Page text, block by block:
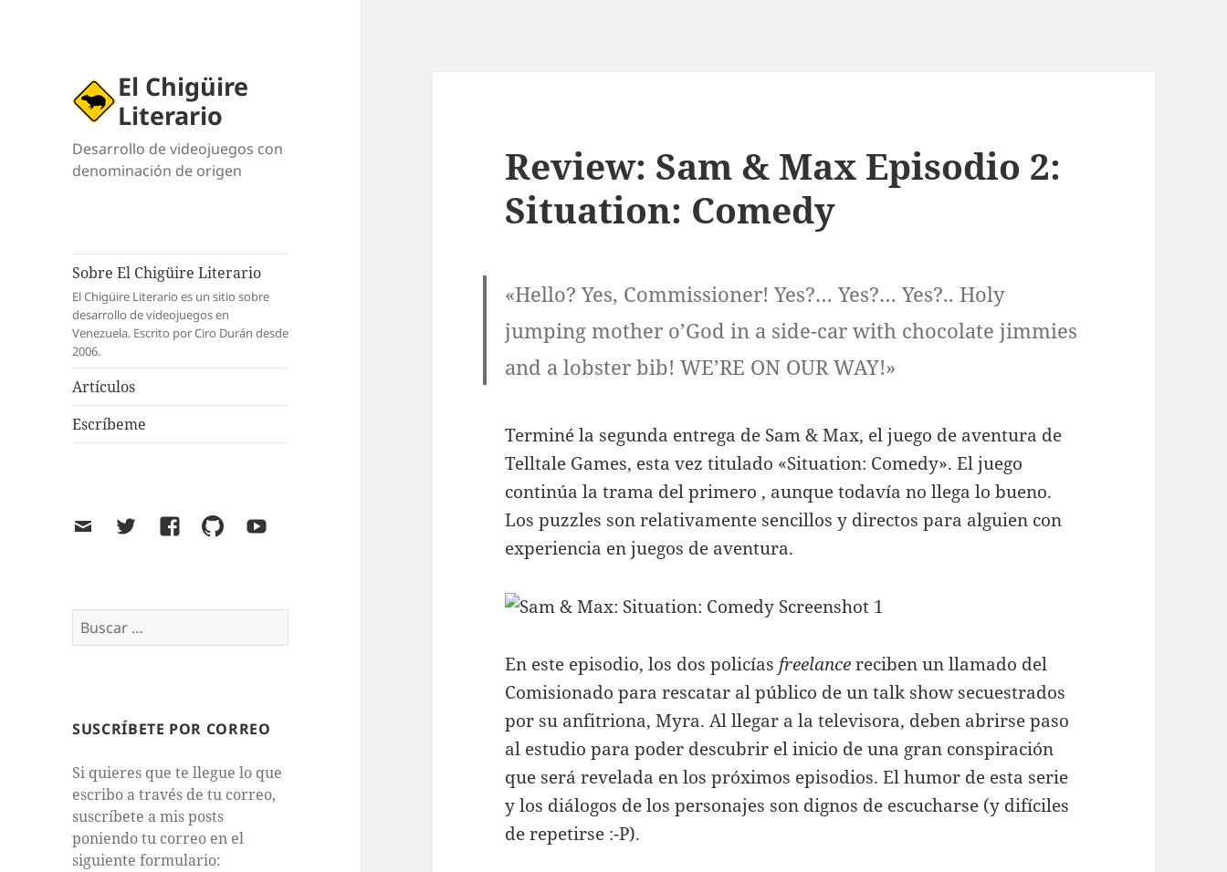
El Chigüire
Literario
Desarrollo de videojuegos con
denominación de origen
Sobre El Chigüire Literario
El Chigüire Literario es un sitio sobre
desarrollo de videojuegos en
Venezuela. Escrito por Ciro Durán desde
2006.
Artículos
Escríbeme
EmailTwitterFacebookGitHubYoutube
Buscar:
SUSCRÍBETE POR CORREO
Si quieres que te llegue lo que
escribo a través de tu correo,
suscríbete a mis posts
poniendo tu correo en el
siguiente formulario:
Review: Sam & Max Episodio 2:
Situation: Comedy
«Hello? Yes, Commissioner! Yes?… Yes?… Yes?.. Holy
jumping mother o’God in a side-car with chocolate jimmies
and a lobster bib! WE’RE ON OUR WAY!»
Terminé la segunda entrega de Sam & Max, el juego de aventura de
Telltale Games, esta vez titulado «Situation: Comedy». El juego
continúa la trama del primero , aunque todavía no llega lo bueno.
Los puzzles son relativamente sencillos y directos para alguien con
experiencia en juegos de aventura.
En este episodio, los dos policíasfreelancereciben un llamado del
Comisionado para rescatar al público de un talk show secuestrados
por su anfitriona, Myra. Al llegar a la televisora, deben abrirse paso
al estudio para poder descubrir el inicio de una gran conspiración
que será revelada en los próximos episodios. El humor de esta serie
y los diálogos de los personajes son dignos de escucharse (y difíciles
de repetirse :-P).